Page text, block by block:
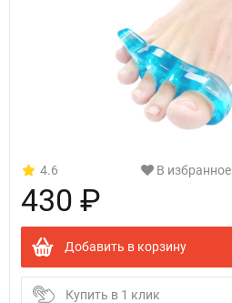
4.6 В избранное
430 ₽
Добавить в корзину
Купить в 1 клик